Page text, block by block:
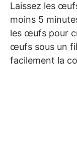
Laissez les
moins 5
les œufs pour
œufs sous un
facilement la